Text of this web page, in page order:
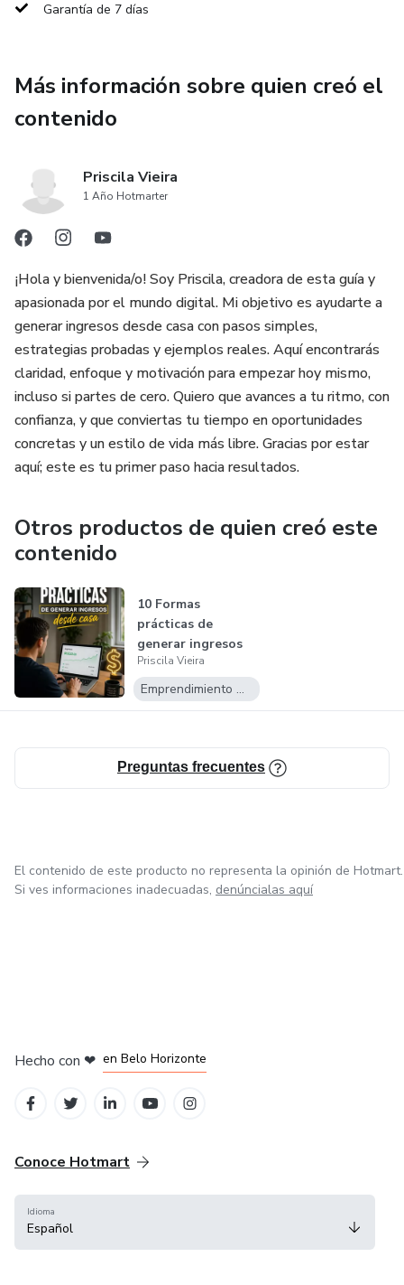
Técnicas de storytelling para conectar emocionalmente
con el cliente.
Demostración del producto o servicio enfocada en valor y
beneficios tangibles.
Manejo de objeciones: cómo transformar dudas en
Técnicas de escucha activa durante la presentación.
Uso de herramientas visuales y tecnológicas para potenciar
la demo.
Técnicas de cierre: cómo pedir la venta de manera natural y
efectiva.
mantener el interés hasta el cierre.
🔹 ¿A quién va dirigida?
Emprendedores, afiliados, vendedores digitales y personas
que desean mejorar sus habilidades de venta mediante
presentaciones más claras, estratégicas y persuasivas.
🔹 Formato: Mini guía digital, práctica y fácil de aplicar.
✨ Ideal para quienes desean dejar de improvisar y
comenzar a vender con presentaciones estructuradas y
orientadas a resultados.
Garantía de 7 días
Más información sobre quien creó el
contenido
Priscila Vieira
1 Año Hotmarter
¡Hola y bienvenida/o! Soy Priscila, creadora de esta guía y
apasionada por el mundo digital. Mi objetivo es ayudarte a
generar ingresos desde casa con pasos simples,
estrategias probadas y ejemplos reales. Aquí encontrarás
claridad, enfoque y motivación para empezar hoy mismo,
incluso si partes de cero. Quiero que avances a tu ritmo, con
confianza, y que conviertas tu tiempo en oportunidades
concretas y un estilo de vida más libre. Gracias por estar
aquí; este es tu primer paso hacia resultados.
Otros productos de quien creó este
contenido
10 Formas
prácticas de
generar ingresos
desde casa
Priscila Vieira
Emprendimiento Digital
Preguntas frecuentes
El contenido de este producto no representa la opinión de Hotmart.
Si ves informaciones inadecuadas, denúncialas aquí
Hecho con ❤ en Belo Horizonte
Conoce Hotmart
Idioma
Español